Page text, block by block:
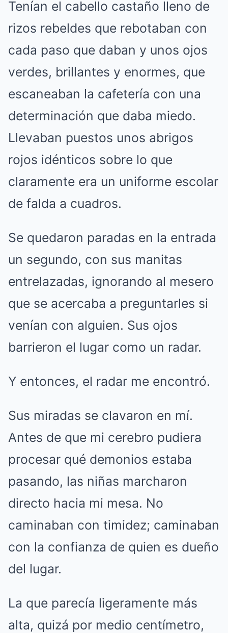
Tenían el cabello castaño lleno de
rizos rebeldes que rebotaban con
cada paso que daban y unos ojos
verdes, brillantes y enormes, que
escaneaban la cafetería con una
determinación que daba miedo.
Llevaban puestos unos abrigos
rojos idénticos sobre lo que
claramente era un uniforme escolar
de falda a cuadros.
Se quedaron paradas en la entrada
un segundo, con sus manitas
entrelazadas, ignorando al mesero
que se acercaba a preguntarles si
venían con alguien. Sus ojos
barrieron el lugar como un radar.
Y entonces, el radar me encontró.
Sus miradas se clavaron en mí.
Antes de que mi cerebro pudiera
procesar qué demonios estaba
pasando, las niñas marcharon
directo hacia mi mesa. No
caminaban con timidez; caminaban
con la confianza de quien es dueño
del lugar.
La que parecía ligeramente más
alta, quizá por medio centímetro,